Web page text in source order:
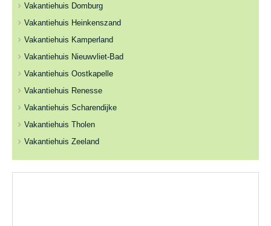
Vakantiehuis Domburg
Vakantiehuis Heinkenszand
Vakantiehuis Kamperland
Vakantiehuis Nieuwvliet-Bad
Vakantiehuis Oostkapelle
Vakantiehuis Renesse
Vakantiehuis Scharendijke
Vakantiehuis Tholen
Vakantiehuis Zeeland